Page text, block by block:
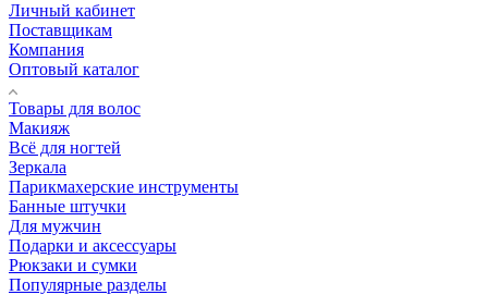
Личный кабинет
Поставщикам
Компания
Оптовый каталог
Товары для волос
Макияж
Всё для ногтей
Зеркала
Парикмахерские инструменты
Банные штучки
Для мужчин
Подарки и аксессуары
Рюкзаки и сумки
Популярные разделы